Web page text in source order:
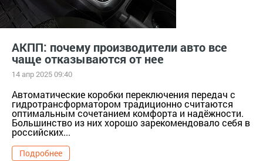
АКПП: почему производители авто все
чаще отказываются от нее
14 апр 2025 09:40
Автоматические коробки переключения передач с
гидротрансформатором традиционно считаются
оптимальным сочетанием комфорта и надёжности.
Большинство из них хорошо зарекомендовало себя в
российских...
Подробнее